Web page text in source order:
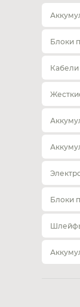
Блоки
Кабели
Блоки